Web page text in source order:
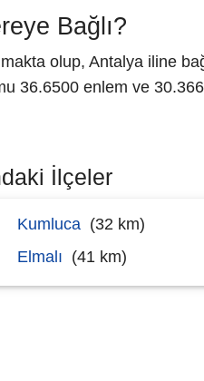
Bağlı?
olup, Antalya iline
36.6500 enlem ve
İlçeler
Kumluca (32 km)
Elmalı (41 km)